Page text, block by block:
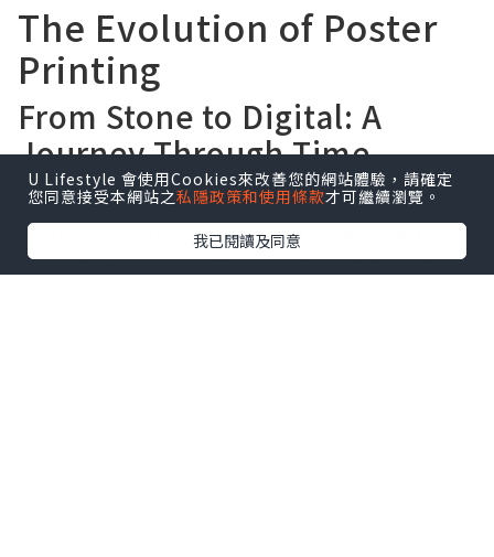
The Evolution of Poster
Printing
From Stone to Digital: A
Journey Through Time
The history of poster printing is as
rich and colorful as the designs it
produces. From early lithographic
U Lifestyle 會使用Cookies來改善您的網站體驗，請確定
您同意接受本網站之私隱政策和使用條款才可繼續瀏覽。
我已閱讀及同意